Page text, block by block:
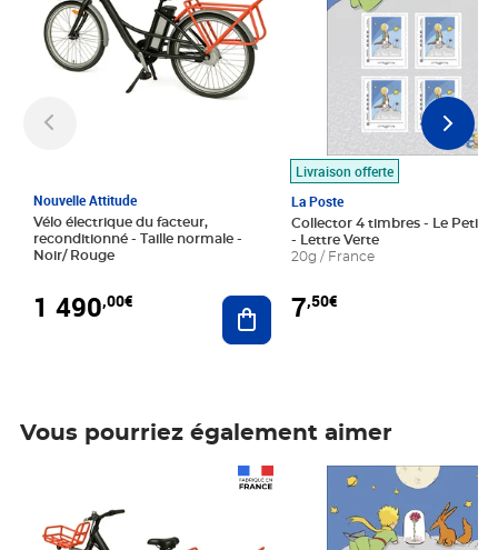
Nouvelle Attitude
Vélo électrique du facteur,
reconditionné - Taille normale -
Noir/ Rouge
1 490,00€ Ajouter au panier
Livraison offerte
La Poste
Collector 4 timbres - Le Petit
- Lettre Verte
20g / France
7,50€
Vous pourriez également aimer
Prix 7,50€